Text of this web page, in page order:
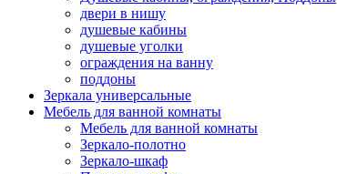
двери в нишу
душевые кабины
душевые уголки
ограждения на ванну
поддоны
Зеркала универсальные
Мебель для ванной комнаты
Мебель для ванной комнаты
Зеркало-полотно
Зеркало-шкаф